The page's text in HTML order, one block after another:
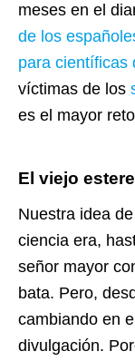
meses en el
de los
para científicas
víctimas de los
es el mayor
El viejo
Nuestra idea
ciencia era,
señor mayor
bata. Pero,
cambiando en
divulgación.